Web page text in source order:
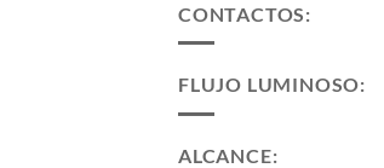
CONTACTOS:
FLUJO LUMINOSO:
ALCANCE: